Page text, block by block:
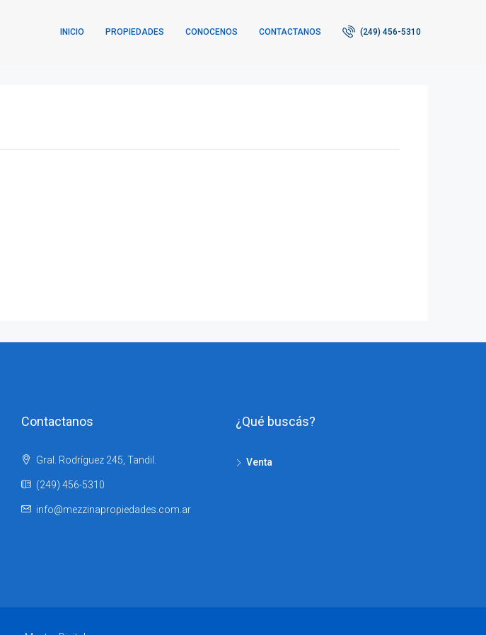
INICIO PROPIEDADES CONOCENOS CONTACTANOS (249) 456-5310
Contactanos
Gral. Rodríguez 245, Tandil.
(249) 456-5310
info@mezzinapropiedades.com.ar
¿Qué buscás?
Venta